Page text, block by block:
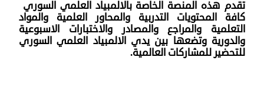
تقدم هذه المنصة الخاصة بالالمبياد العلمي السوري
كافة المحتويات التدربية والمحاور العلمية والمواد
التعلمية والمراجع والمصادر والاختبارات الاسبوعية
والدورية وتضعها بين يدي الالمبياد العلمي السوري
للتحضير للمشاركات العالمية.